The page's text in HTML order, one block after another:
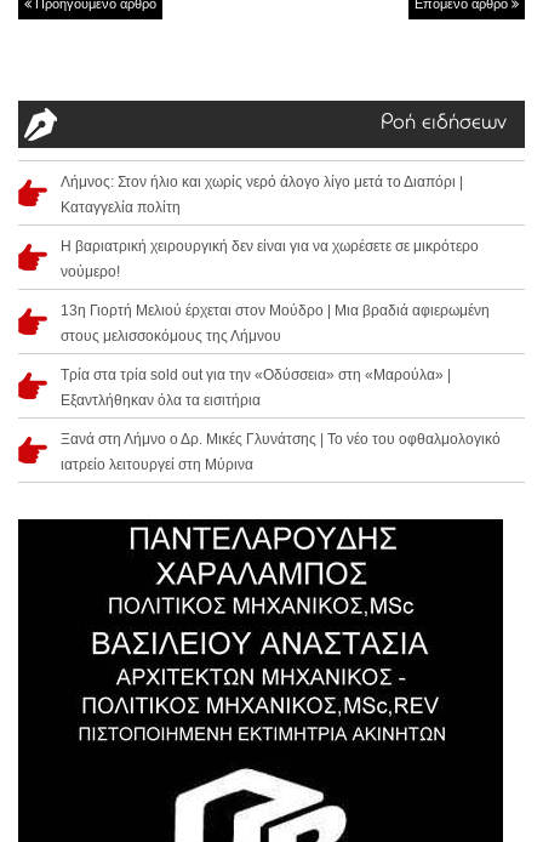
Προηγούμενο άρθρο Επόμενο άρθρο
Ροή ειδήσεων
Λήμνος: Στον ήλιο και χωρίς νερό άλογο λίγο μετά το Διαπόρι |
Καταγγελία πολίτη
Η βαριατρική χειρουργική δεν είναι για να χωρέσετε σε μικρότερο
νούμερο!
13η Γιορτή Μελιού έρχεται στον Μούδρο | Μια βραδιά αφιερωμένη
στους μελισσοκόμους της Λήμνου
Τρία στα τρία sold out για την «Οδύσσεια» στη «Μαρούλα» |
Εξαντλήθηκαν όλα τα εισιτήρια
Ξανά στη Λήμνο ο Δρ. Μικές Γλυνάτσης | Το νέο του οφθαλμολογικό
ιατρείο λειτουργεί στη Μύρινα